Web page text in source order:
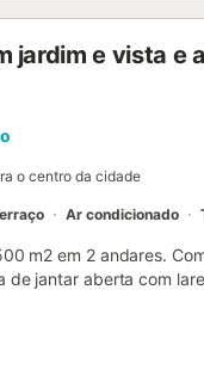
jardim e vista e
o centro da cidade
Ar condicionado
m2 em 2 andares.
jantar aberta com
duche/WC, ar
de vitrocerâmica,